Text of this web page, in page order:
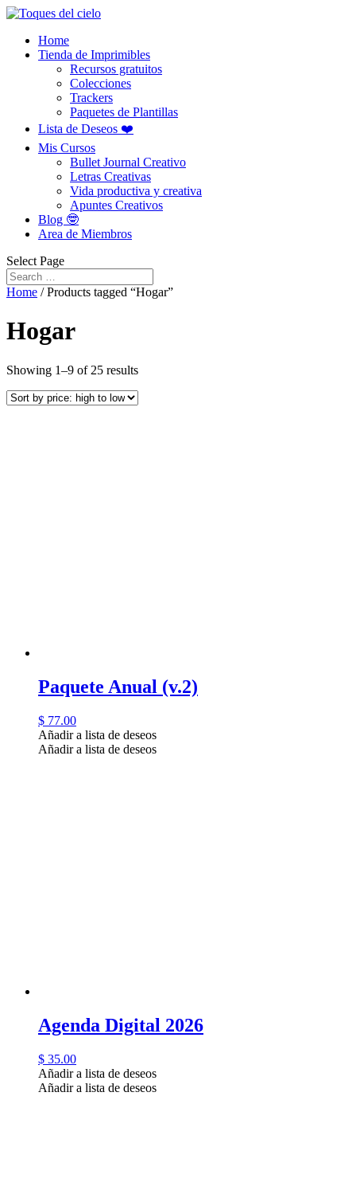
Home
Tienda de Imprimibles
Recursos gratuitos
Colecciones
Trackers
Paquetes de Plantillas
Lista de Deseos ❤️
Mis Cursos
Bullet Journal Creativo
Letras Creativas
Vida productiva y creativa
Apuntes Creativos
Blog 🤓
Area de Miembros
Select Page
Home / Products tagged “Hogar”
Hogar
Showing 1–9 of 25 results
Paquete Anual (v.2)
$ 77.00
Añadir a lista de deseos
Añadir a lista de deseos
Agenda Digital 2026
$ 35.00
Añadir a lista de deseos
Añadir a lista de deseos